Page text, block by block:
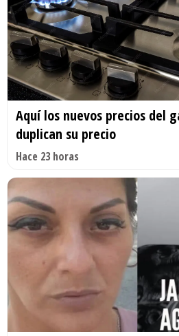
Aquí los nuevos precios del
duplican su precio
Hace 23 horas